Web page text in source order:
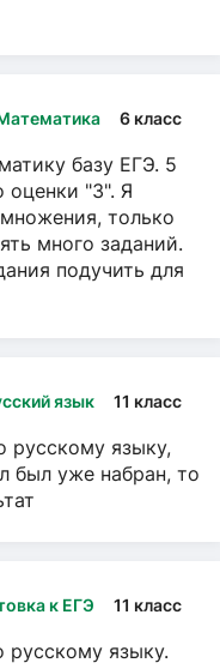
6 класс
базу ЕГЭ. 5
оценки "3". Я
только
много заданий.
подучить для
язык 11 класс
русскому языку,
был уже набран, то
к ЕГЭ 11 класс
русскому языку.